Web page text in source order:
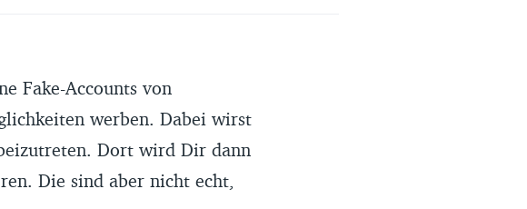
Über uns
Fake-Accounts von
werben. Dabei wirst
Dort wird Dir dann
Die sind aber nicht echt,